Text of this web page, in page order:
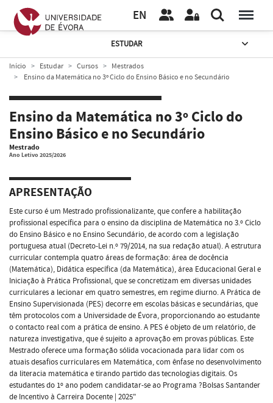
EN
ESTUDAR
Início Estudar Cursos
Mestrados
Ensino da Matemática no 3º Ciclo do Ensino Básico e no Secundário
Ensino da Matemática no 3º Ciclo do
Ensino Básico e no Secundário
Mestrado
Ano Letivo 2025/2026
APRESENTAÇÃO
Este curso é um Mestrado profissionalizante, que confere a habilitação
profissional específica para o ensino da disciplina de Matemática no 3.º Ciclo
do Ensino Básico e no Ensino Secundário, de acordo com a legislação
portuguesa atual (Decreto-Lei n.º 79/2014, na sua redação atual). A estrutura
curricular contempla quatro áreas de formação: área de docência
(Matemática), Didática específica (da Matemática), área Educacional Geral e
Iniciação à Prática Profissional, que se concretizam em diversas unidades
curriculares a lecionar em quatro semestres, em regime diurno. A Prática de
Ensino Supervisionada (PES) decorre em escolas básicas e secundárias, que
têm protocolos com a Universidade de Évora, proporcionando ao estudante
o contacto real com a prática de ensino. A PES é objeto de um relatório, de
natureza investigativa, que é sujeito a aprovação em provas públicas. Este
Mestrado oferece uma formação sólida vocacionada para lidar com os
atuais desafios curriculares em Matemática, com ênfase no desenvolvimento
da literacia matemática e tirando partido das tecnologias digitais. Os
estudantes do 1º ano podem candidatar-se ao Programa ?Bolsas Santander
de Incentivo à Carreira Docente | 2025"